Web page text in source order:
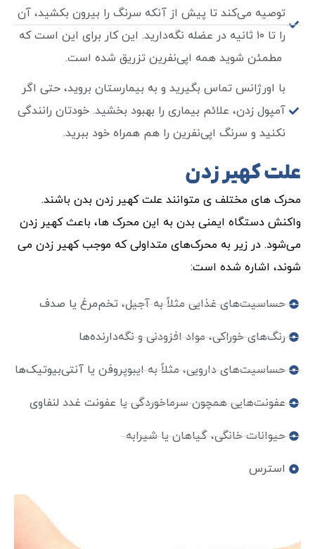
توصیه می‌کند تا پیش از آنکه سرنگ را بیرون بکشید، آن
را تا ۱۰ ثانیه در عضله نگه‌دارید. این کار برای این است که
مطمئن شوید همه اپی‌نفرین تزریق شده است.
با اورژانس تماس بگیرید و به بیمارستان بروید، حتی اگر
آمپول زدن، علائم بیماری را بهبود بخشید. خودتان رانندگی
نکنید و سرنگ اپی‌نفرین را هم همراه خود ببرید.
علت کهیر زدن
محرک های مختلف ی متوانند علت کهیر زدن بدن باشند.
واکنش دستگاه ایمنی بدن به این محرک ها، باعث کهیر زدن
می‌شود. در زیر به محرک‌های متداولی که موجب کهیر زدن می
شوند، اشاره شده است:
حساسیت‌های غذایی مثلاً به آجیل، تخم‌مرغ یا صدف
رنگ‌های خوراکی، مواد افزودنی و نگه‌دارنده‌ها
حساسیت‌های دارویی، مثلاً به ایبوپروفن یا آنتی‌بیوتیک‌ها
عفونت‌هایی همچون سرماخوردگی یا عفونت غدد لنفاوی
حیوانات خانگی، گیاهان یا شیرابه
استرس